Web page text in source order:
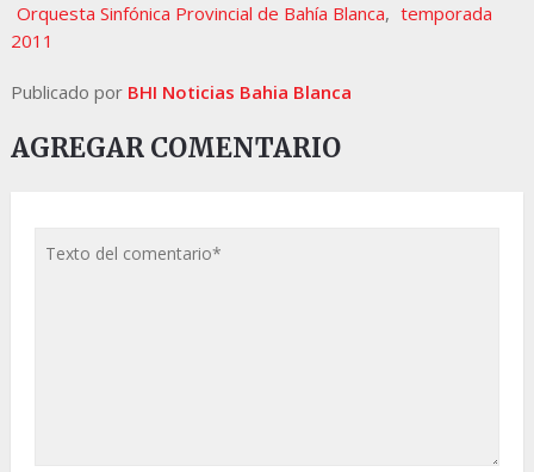
Orquesta Sinfónica Provincial de Bahía Blanca, temporada
2011
Publicado por BHI Noticias Bahia Blanca
AGREGAR COMENTARIO